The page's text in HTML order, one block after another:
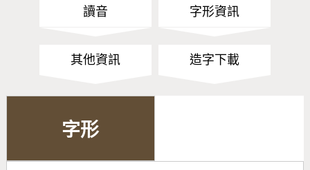
讀音 字形資訊
其他資訊 造字下載
字形